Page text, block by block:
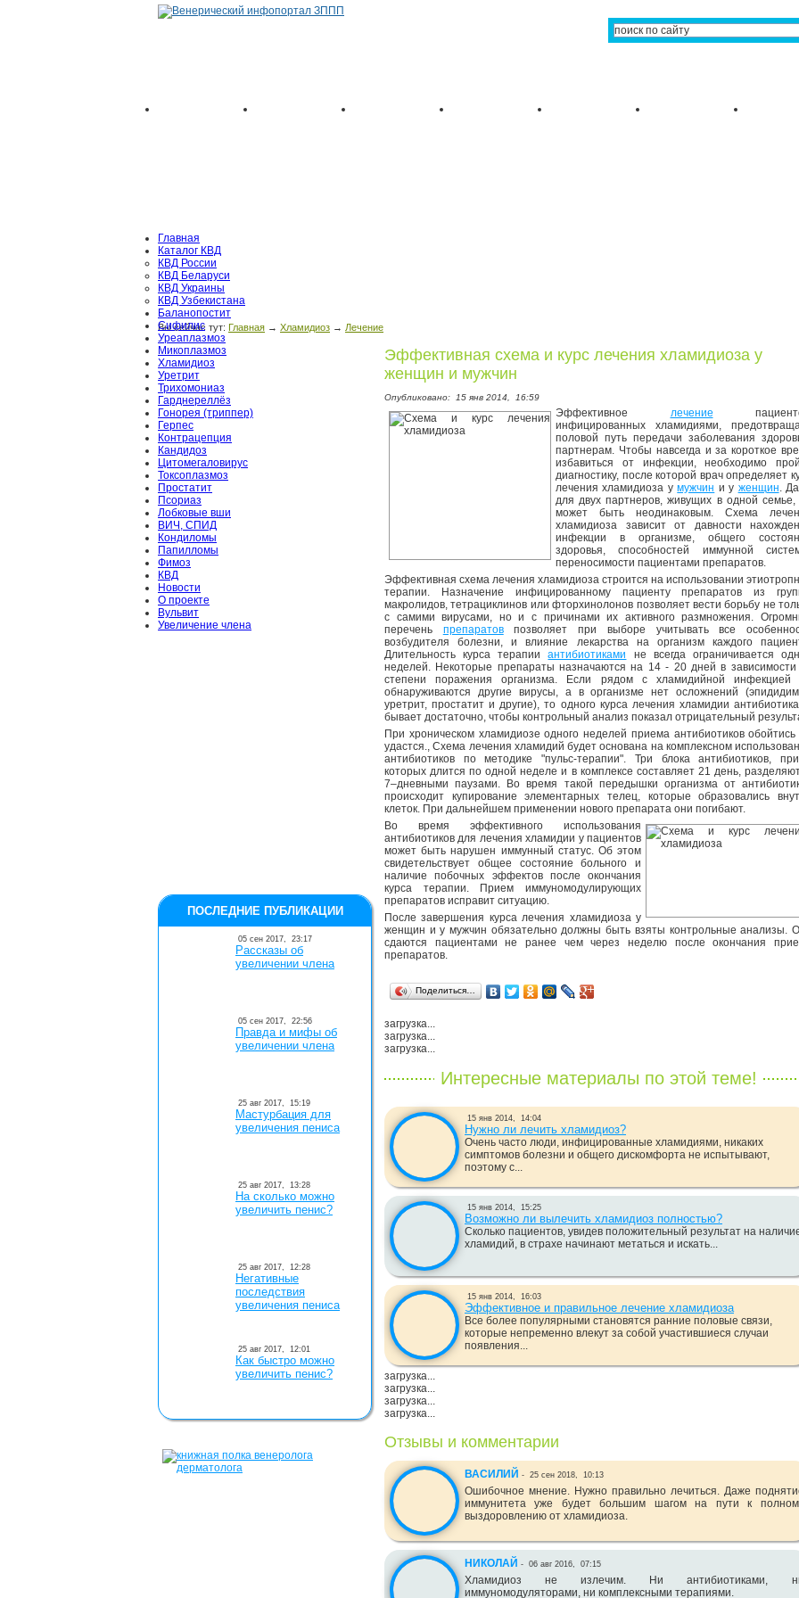
Главная
Каталог КВД
КВД России
КВД Беларуси
КВД Украины
КВД Узбекистана
Баланопостит
Сифилис
Уреаплазмоз
Микоплазмоз
Хламидиоз
Уретрит
Трихомониаз
Гарднереллёз
Гонорея (триппер)
Герпес
Контрацепция
Кандидоз
Цитомегаловирус
Токсоплазмоз
Простатит
Псориаз
Лобковые вши
ВИЧ, СПИД
Кондиломы
Папилломы
Фимоз
КВД
Новости
О проекте
Вульвит
Увеличение члена
Вы сейчас тут: Главная → Хламидиоз → Лечение
Эффективная схема и курс лечения хламидиоза у
женщин и мужчин
Опубликовано: 15 янв 2014, 16:59
Эффективное лечение
инфицированных хламидиями,
половой путь передачи заболевания
партнерам. Чтобы навсегда и за короткое
избавиться от инфекции, необходимо
диагностику, после которой врач определяет
лечения хламидиоза умужчин и у женщин.
для двух партнеров, живущих в одной семье,
может быть неодинаковым. Схема
хламидиоза зависит от давности
инфекции в организме, общего
здоровья, способностей иммунной
переносимости пациентами препаратов.
Эффективная схема лечения хламидиоза строится на использовании
терапии. Назначение инфицированному пациенту препаратов из
макролидов, тетрациклинов или фторхинолонов позволяет вести борьбу не
с самими вирусами, но и с причинами их активного размножения.
перечень препаратовпозволяет при выборе учитывать все
возбудителя болезни, и влияние лекарства на организм каждого
Длительность курса терапииантибиотиками
не всегда ограничивается
неделей. Некоторые препараты назначаются на 14 - 20 дней в зависимости
степени поражения организма. Если рядом с хламидийной инфекцией
обнаруживаются другие вирусы, а в организме нет осложнений
уретрит, простатит и другие), то одного курса лечения хламидии
бывает достаточно, чтобы контрольный анализ показал отрицательный
При хроническом хламидиозе одного неделей приема антибиотиков обойтись
удастся., Схема лечения хламидий будет основана на комплексном
антибиотиков по методике "пульс-терапии". Три блока антибиотиков,
которых длится по одной неделе и в комплексе составляет 21 день,
7–дневными паузами. Во время такой передышки организма от
происходит купирование элементарных телец, которые образовались
клеток. При дальнейшем применении нового препарата они погибают.
Во время эффективного использования
антибиотиков для лечения хламидии у пациентов
может быть нарушен иммунный статус. Об этом
свидетельствует общее состояние больного и
наличие побочных эффектов после окончания
курса терапии. Прием иммуномодулирующих
препаратов исправит ситуацию.
После завершения курса лечения хламидиоза у
женщин и у мужчин обязательно должны быть взяты контрольные анализы.
сдаются пациентами не ранее чем через неделю после окончания
препаратов.
Поделиться…
загрузка...
загрузка...
загрузка...
Интересные материалы по этой теме!
15 янв 2014, 14:04
Нужно ли лечить хламидиоз?
Очень часто люди, инфицированные хламидиями, никаких
симптомов болезни и общего дискомфорта не испытывают,
поэтому с...
15 янв 2014, 15:25
Возможно ли вылечить хламидиоз полностью?
Сколько пациентов, увидев положительный результат на
хламидий, в страхе начинают метаться и искать...
15 янв 2014, 16:03
Эффективное и правильное лечение хламидиоза
Все более популярными становятся ранние половые связи,
которые непременно влекут за собой участившиеся случаи
появления...
загрузка...
загрузка...
загрузка...
загрузка...
Отзывы и комментарии
ВАСИЛИЙ - 25 сен 2018, 10:13
Ошибочное мнение. Нужно правильно лечиться. Даже
иммунитета уже будет большим шагом на пути к
выздоровлению от хламидиоза.
НИКОЛАЙ - 06 авг 2016, 07:15
Хламидиоз не излечим. Ни антибиотиками,
иммуномодуляторами, ни комплексными терапиями.
ПОСЛЕДНИЕ ПУБЛИКАЦИИ
05 сен 2017, 23:17
Рассказы об
увеличении члена
05 сен 2017, 22:56
Правда и мифы об
увеличении члена
25 авг 2017, 15:19
Мастурбация для
увеличения пениса
25 авг 2017, 13:28
На сколько можно
увеличить пенис?
25 авг 2017, 12:28
Негативные
последствия
увеличения пениса
25 авг 2017, 12:01
Как быстро можно
увеличить пенис?